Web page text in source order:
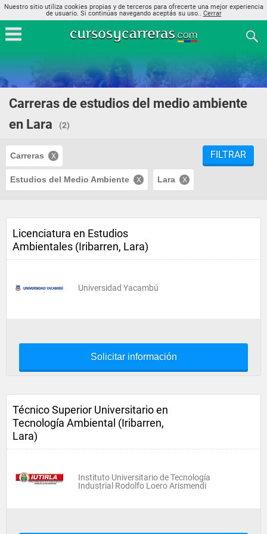
Nuestro sitio utiliza cookies propias y de terceros para ofrecerte una mejor experiencia
de usuario. Si continúas navegando aceptás su uso.. Cerrar
Carreras de estudios del medio ambiente
en Lara
(2)
Carreras
Estudios del Medio Ambiente Lara
FILTRAR
Licenciatura en Estudios
Ambientales (Iribarren, Lara)
Universidad Yacambú
Solicitar información
Técnico Superior Universitario en
Tecnología Ambiental (Iribarren,
Lara)
Instituto Universitario de Tecnología
Industrial Rodolfo Loero Arismendi